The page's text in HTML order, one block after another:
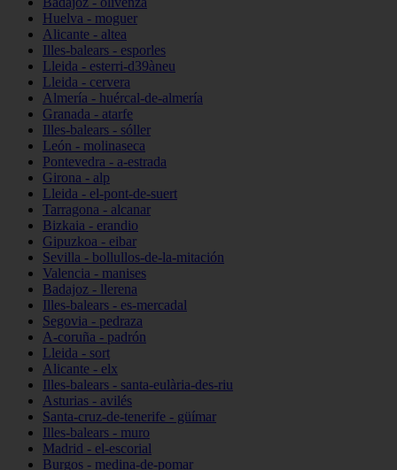
Huelva - moguer
Alicante - altea
Illes-balears - esporles
Lleida - esterri-d39àneu
Lleida - cervera
Almería - huércal-de-almería
Granada - atarfe
Illes-balears - sóller
León - molinaseca
Pontevedra - a-estrada
Girona - alp
Lleida - el-pont-de-suert
Tarragona - alcanar
Bizkaia - erandio
Gipuzkoa - eibar
Sevilla - bollullos-de-la-mitación
Valencia - manises
Badajoz - llerena
Illes-balears - es-mercadal
Segovia - pedraza
A-coruña - padrón
Lleida - sort
Alicante - elx
Illes-balears - santa-eulària-des-riu
Asturias - avilés
Santa-cruz-de-tenerife - güímar
Illes-balears - muro
Madrid - el-escorial
Burgos - medina-de-pomar